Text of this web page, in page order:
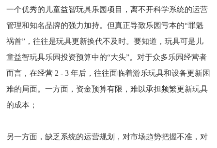
一个优秀的儿童益智玩具乐园项目，离不开科学系统的运营
管理和知名品牌的强力加持。但真正导致乐园亏本的“罪魁
祸首”，往往是玩具更新换代不及时。要知道，玩具可是儿
童益智玩具乐园投资预算中的“大头”。对于众多乐园经营者
而言，在经营 2 - 3 年后，往往面临着游乐玩具和设备更新困
难的局面。一方面，资金预算有限，难以承担频繁更新玩具
的成本；
另一方面，缺乏系统的运营规划，对市场趋势把握不准，对